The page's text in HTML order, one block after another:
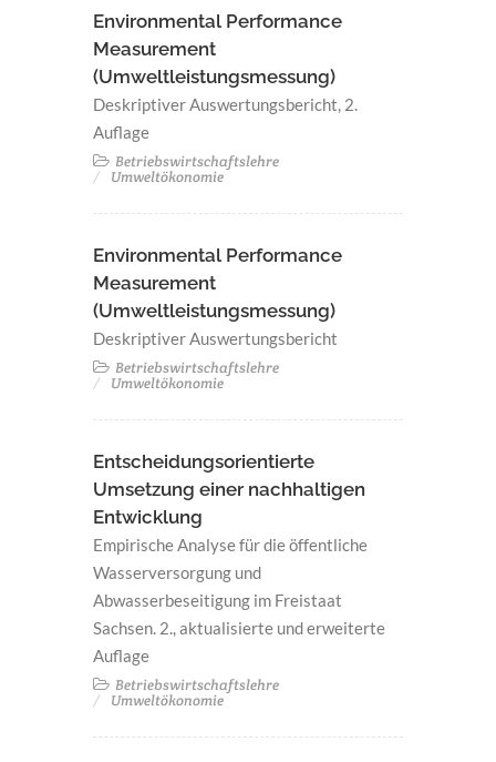
Environmental Performance
Measurement
(Umweltleistungsmessung)
Deskriptiver Auswertungsbericht, 2.
Auflage
Betriebswirtschaftslehre
Umweltökonomie
Environmental Performance
Measurement
(Umweltleistungsmessung)
Deskriptiver Auswertungsbericht
Betriebswirtschaftslehre
Umweltökonomie
Entscheidungsorientierte
Umsetzung einer nachhaltigen
Entwicklung
Empirische Analyse für die öffentliche
Wasserversorgung und
Abwasserbeseitigung im Freistaat
Sachsen. 2., aktualisierte und erweiterte
Auflage
Betriebswirtschaftslehre
Umweltökonomie